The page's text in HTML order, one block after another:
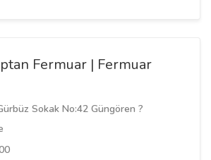
Fermuar | Fermuar
Sokak No:42 Güngören ?